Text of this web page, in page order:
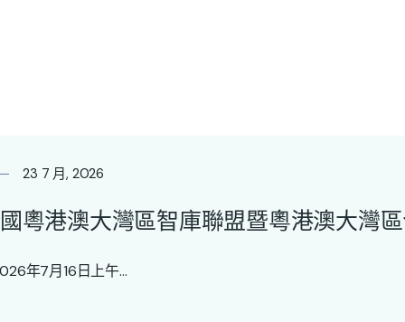
23 7 月, 2026
粵港澳大灣區智庫聯盟暨粵港澳大灣
年7月16日上午...